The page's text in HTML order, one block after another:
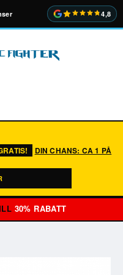
4,8
DIN CHANS: CA 1 PÅ
30% RABATT